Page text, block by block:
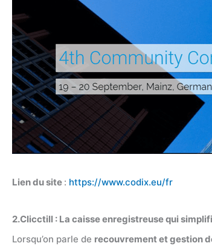
Lien du site : https://www.codix.eu/fr
2.Clicctill : La caisse enregistreuse qui
Lorsqu’on parle de recouvrement et gestion